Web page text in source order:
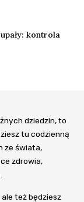
kontrola
dziedzin, to
tu codzienną
ze świata,
zdrowia,
ale też będziesz